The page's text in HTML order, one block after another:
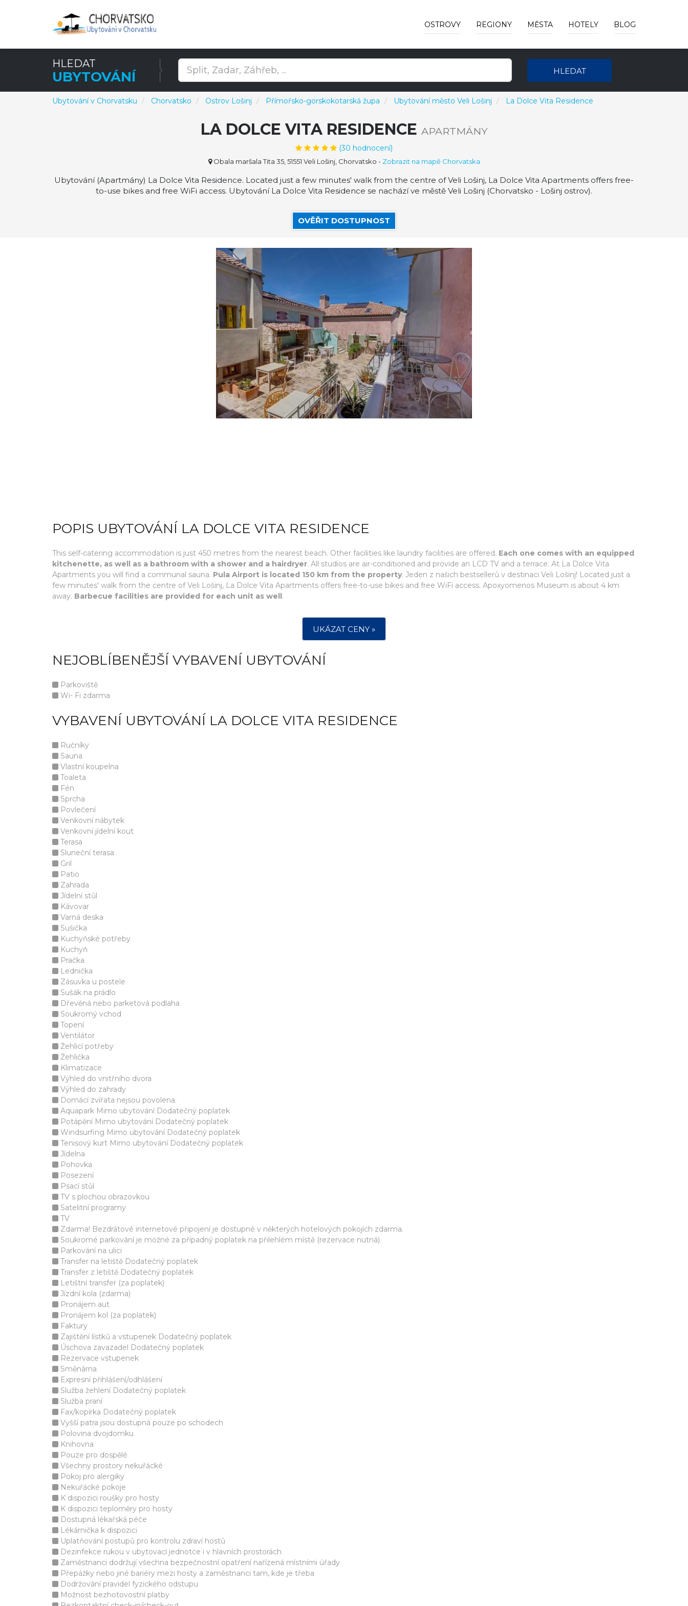
OSTROVY REGIONY MĚSTA HOTELY BLOG
HLEDAT
UBYTOVÁNÍ HLEDAT
Ubytování v Chorvatsku Chorvatsko Ostrov Lošinj Přímořsko-gorskokotarská župa Ubytování město Veli Lošinj La Dolce Vita Residence
LA DOLCE VITA RESIDENCE APARTMÁNY
(30 hodnocení)
Obala maršala Tita 35, 51551 Veli Lošinj, Chorvatsko - Zobrazit na mapě Chorvatska
Ubytování (Apartmány) La Dolce Vita Residence. Located just a few minutes' walk from the centre of Veli Lošinj, La Dolce Vita Apartments offers free-
to-use bikes and free WiFi access. Ubytování La Dolce Vita Residence se nachází ve městě Veli Lošinj (Chorvatsko - Lošinj ostrov).
OVĚŘIT DOSTUPNOST
POPIS UBYTOVÁNÍ LA DOLCE VITA RESIDENCE
This self-catering accommodation is just 450 metres from the nearest beach. Other facilities like laundry facilities are offered. Each one comes with an equipped
kitchenette, as well as a bathroom with a shower and a hairdryer. All studios are air-conditioned and provide an LCD TV and a terrace. At La Dolce Vita
Apartments you will find a communal sauna. Pula Airport is located 150 km from the property. Jeden z našich bestsellerů v destinaci Veli Lošinj! Located just a
few minutes' walk from the centre of Veli Lošinj, La Dolce Vita Apartments offers free-to-use bikes and free WiFi access. Apoxyomenos Museum is about 4 km
away. Barbecue facilities are provided for each unit as well.
UKÁZAT CENY »
NEJOBLÍBENĚJŠÍ VYBAVENÍ UBYTOVÁNÍ
Parkoviště
Wi- Fi zdarma
VYBAVENÍ UBYTOVÁNÍ LA DOLCE VITA RESIDENCE
Ručníky
Sauna
Vlastní koupelna
Toaleta
Fén
Sprcha
Povlečení
Venkovní nábytek
Venkovní jídelní kout
Terasa
Sluneční terasa
Gril
Patio
Zahrada
Jídelní stůl
Kávovar
Varná deska
Sušička
Kuchyňské potřeby
Kuchyň
Pračka
Lednička
Zásuvka u postele
Sušák na prádlo
Dřevěná nebo parketová podlaha
Soukromý vchod
Topení
Ventilátor
Žehlicí potřeby
Žehlička
Klimatizace
Výhled do vnitřního dvora
Výhled do zahrady
Domácí zvířata nejsou povolena.
Aquapark Mimo ubytování Dodatečný poplatek
Potápění Mimo ubytování Dodatečný poplatek
Windsurfing Mimo ubytování Dodatečný poplatek
Tenisový kurt Mimo ubytování Dodatečný poplatek
Jídelna
Pohovka
Posezení
Psací stůl
TV s plochou obrazovkou
Satelitní programy
TV
Zdarma! Bezdrátové internetové připojení je dostupné v některých hotelových pokojích zdarma.
Soukromé parkování je možné za případný poplatek na přilehlém místě (rezervace nutná).
Parkování na ulici
Transfer na letiště Dodatečný poplatek
Transfer z letiště Dodatečný poplatek
Letištní transfer (za poplatek)
Jízdní kola (zdarma)
Pronájem aut
Pronájem kol (za poplatek)
Faktury
Zajištění lístků a vstupenek Dodatečný poplatek
Úschova zavazadel Dodatečný poplatek
Rezervace vstupenek
Směnárna
Expresní přihlášení/odhlášení
Služba žehlení Dodatečný poplatek
Služba praní
Fax/kopírka Dodatečný poplatek
Vyšší patra jsou dostupná pouze po schodech
Polovina dvojdomku
Knihovna
Pouze pro dospělé
Všechny prostory nekuřácké
Pokoj pro alergiky
Nekuřácké pokoje
K dispozici roušky pro hosty
K dispozici teploměry pro hosty
Dostupná lékařská péče
Lékárnička k dispozici
Uplatňování postupů pro kontrolu zdraví hostů
Dezinfekce rukou v ubytovací jednotce i v hlavních prostorách
Zaměstnanci dodržují všechna bezpečnostní opatření nařízená místními úřady
Přepážky nebo jiné bariéry mezi hosty a zaměstnanci tam, kde je třeba
Dodržování pravidel fyzického odstupu
Možnost bezhotovostní platby